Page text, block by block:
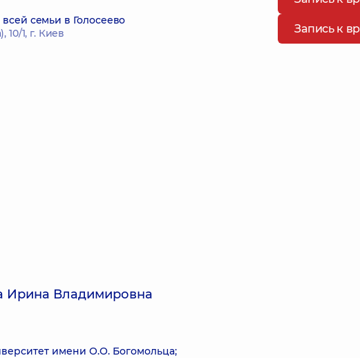
семьи в Голосеево
1, г. Киев
Запись к
Ирина Владимировна
имени О.О. Богомольца;